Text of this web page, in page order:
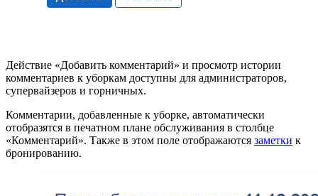
Действие «Добавить комментарий» и просмотр истории
комментариев к уборкам доступны для администраторов,
супервайзеров и горничных.
Комментарии, добавленные к уборке, автоматически
отобразятся в печатном плане обслуживания в столбце
«Комментарий». Также в этом поле отображаются заметки к
бронированию.